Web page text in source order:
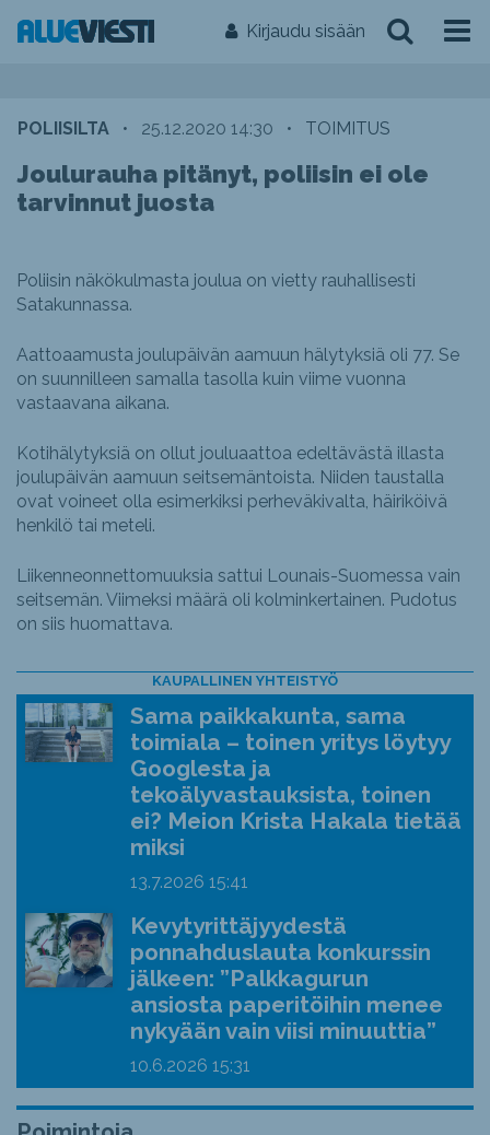
Kirjaudu sisään
POLIISILTA • 25.12.2020 14:30 • TOIMITUS
Joulurauha pitänyt, poliisin ei ole
tarvinnut juosta
Poliisin näkökulmasta joulua on vietty rauhallisesti
Satakunnassa.
Aattoaamusta joulupäivän aamuun hälytyksiä oli 77. Se
on suunnilleen samalla tasolla kuin viime vuonna
vastaavana aikana.
Kotihälytyksiä on ollut jouluaattoa edeltävästä illasta
joulupäivän aamuun seitsemäntoista. Niiden taustalla
ovat voineet olla esimerkiksi perheväkivalta, häiriköivä
henkilö tai meteli.
Liikenneonnettomuuksia sattui Lounais-Suomessa vain
seitsemän. Viimeksi määrä oli kolminkertainen. Pudotus
on siis huomattava.
KAUPALLINEN YHTEISTYÖ
Sama paikkakunta, sama
toimiala – toinen yritys löytyy
Googlesta ja
tekoälyvastauksista, toinen
ei? Meion Krista Hakala tietää
miksi
13.7.2026 15:41
Kevytyrittäjyydestä
ponnahduslauta konkurssin
jälkeen: ”Palkkagurun
ansiosta paperitöihin menee
nykyään vain viisi minuuttia”
10.6.2026 15:31